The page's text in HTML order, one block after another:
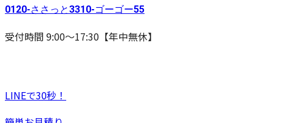
0120-ささっと3310-ゴーゴー55
受付時間 9:00〜17:30【年中無休】
LINEで30秒！